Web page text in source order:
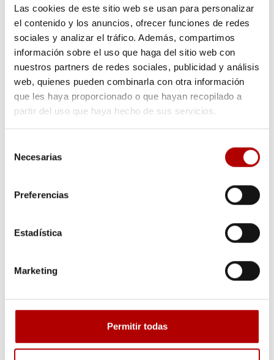
Las cookies de este sitio web se usan para personalizar
el contenido y los anuncios, ofrecer funciones de redes
sociales y analizar el tráfico. Además, compartimos
información sobre el uso que haga del sitio web con
nuestros partners de redes sociales, publicidad y análisis
web, quienes pueden combinarla con otra información
que les haya proporcionado o que hayan recopilado a
partir del uso que haya hecho de sus servicios.
Necesarias
Preferencias
Estadística
Marketing
Permitir todas
aviso legal
y la